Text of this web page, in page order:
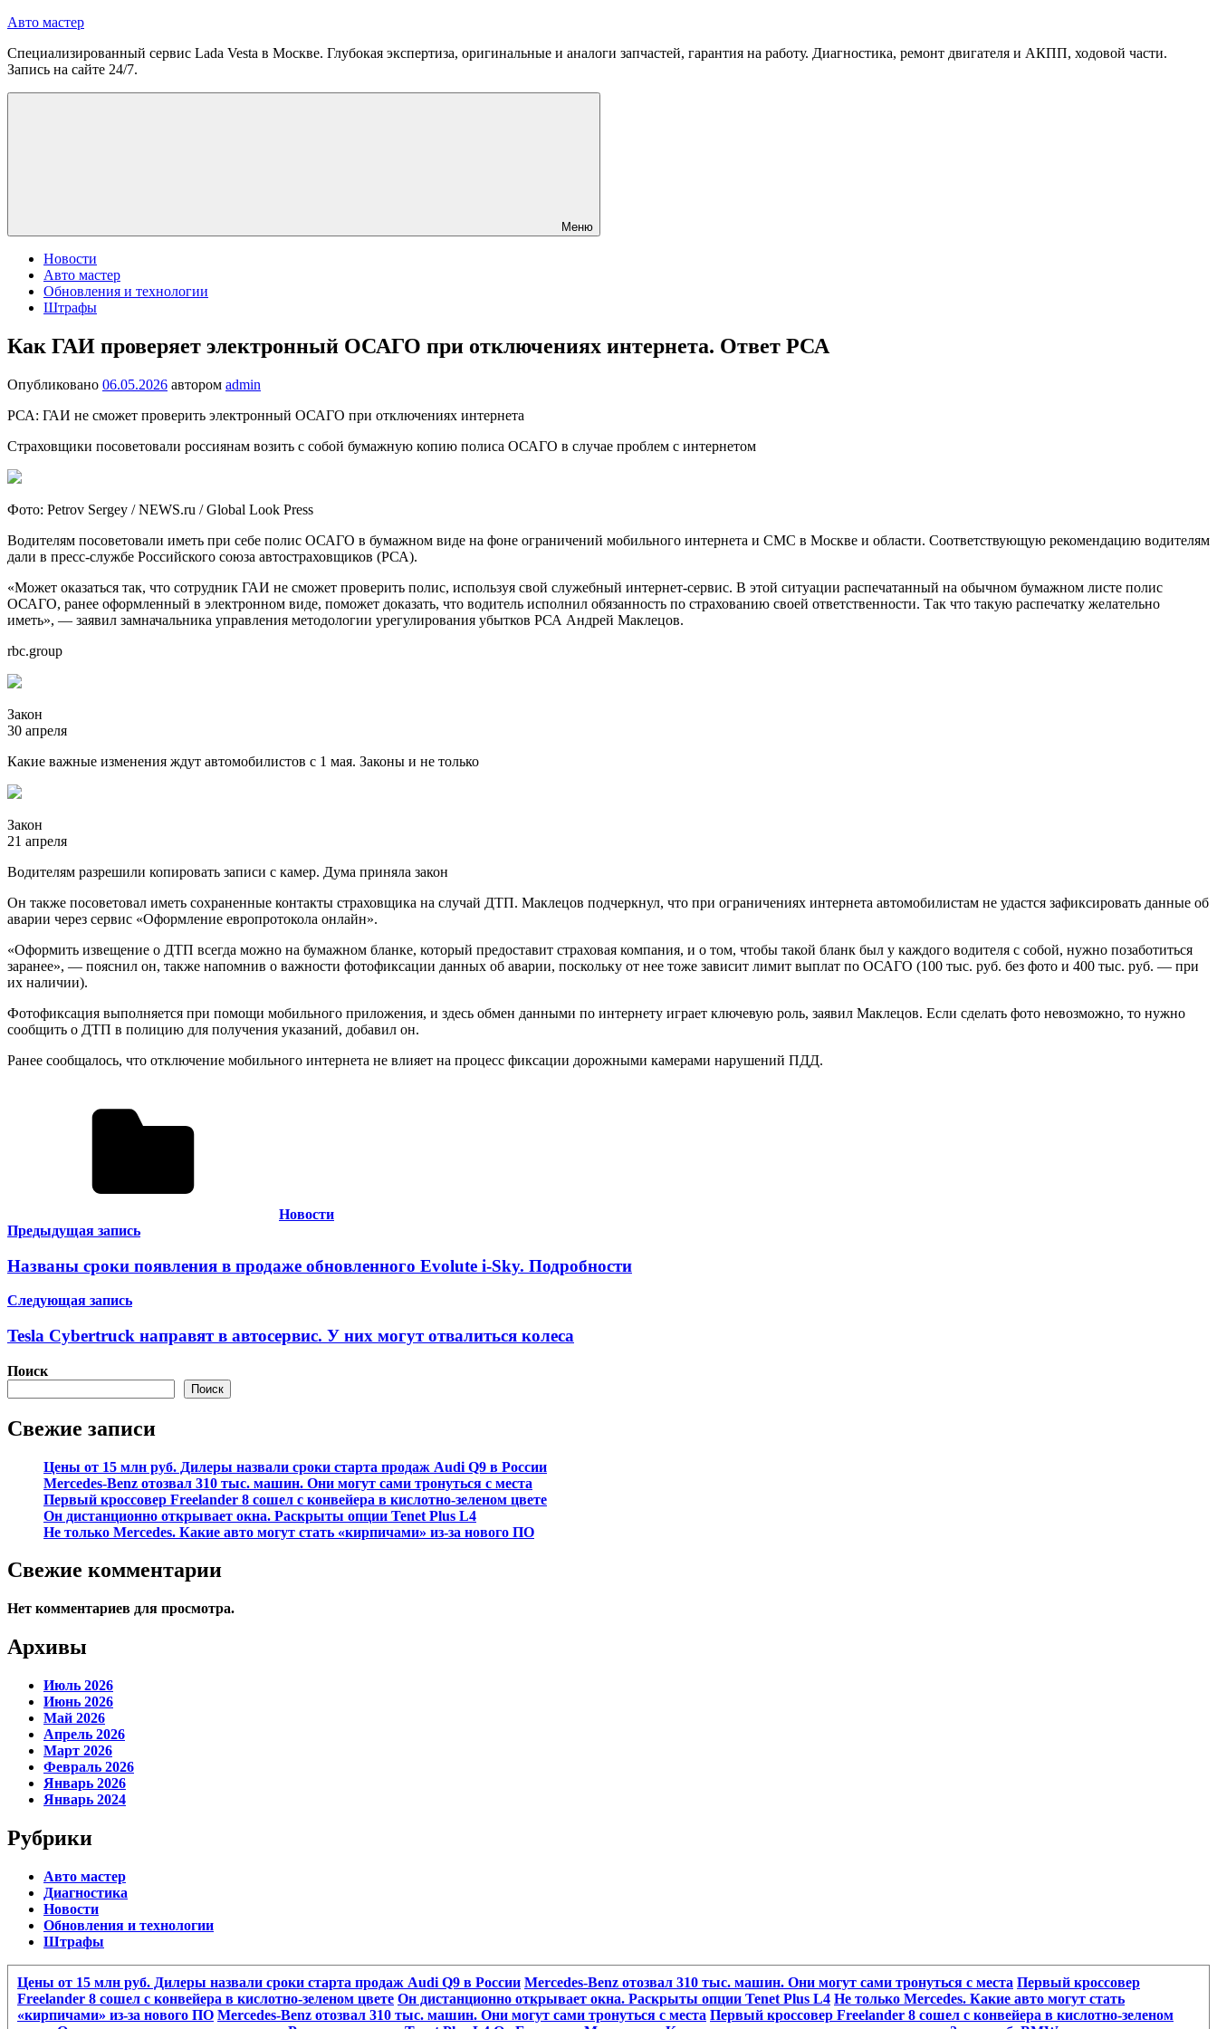
Перейти
содержимому
Авто мастер
Специализированный сервис Lada Vesta в Москве. Глубокая экспертиза, оригинальные и аналоги запчастей, гарантия на работу. Диагностика, ремонт двигателя и АКПП, ходовой части.
Запись на сайте 24/7.
Меню
Новости
Авто мастер
Обновления и технологии
Штрафы
Как ГАИ проверяет электронный ОСАГО при отключениях интернета. Ответ РСА
Опубликовано 06.05.2026 автором admin
РСА: ГАИ не сможет проверить электронный ОСАГО при отключениях интернета
Страховщики посоветовали россиянам возить с собой бумажную копию полиса ОСАГО в случае проблем с интернетом
Фото: Petrov Sergey / NEWS.ru / Global Look Press
Водителям посоветовали иметь при себе полис ОСАГО в бумажном виде на фоне ограничений мобильного интернета и СМС в Москве и области. Соответствующую рекомендацию водителям
дали в пресс-службе Российского союза автостраховщиков (РСА).
«Может оказаться так, что сотрудник ГАИ не сможет проверить полис, используя свой служебный интернет-сервис. В этой ситуации распечатанный на обычном бумажном листе полис
ОСАГО, ранее оформленный в электронном виде, поможет доказать, что водитель исполнил обязанность по страхованию своей ответственности. Так что такую распечатку желательно
иметь», — заявил замначальника управления методологии урегулирования убытков РСА Андрей Маклецов.
rbc.group
Закон
30 апреля
Какие важные изменения ждут автомобилистов с 1 мая. Законы и не только
Закон
21 апреля
Водителям разрешили копировать записи с камер. Дума приняла закон
Он также посоветовал иметь сохраненные контакты страховщика на случай ДТП. Маклецов подчеркнул, что при ограничениях интернета автомобилистам не удастся зафиксировать данные об
аварии через сервис «Оформление европротокола онлайн».
«Оформить извещение о ДТП всегда можно на бумажном бланке, который предоставит страховая компания, и о том, чтобы такой бланк был у каждого водителя с собой, нужно позаботиться
заранее», — пояснил он, также напомнив о важности фотофиксации данных об аварии, поскольку от нее тоже зависит лимит выплат по ОСАГО (100 тыс. руб. без фото и 400 тыс. руб. — при
их наличии).
Фотофиксация выполняется при помощи мобильного приложения, и здесь обмен данными по интернету играет ключевую роль, заявил Маклецов. Если сделать фото невозможно, то нужно
сообщить о ДТП в полицию для получения указаний, добавил он.
Ранее сообщалось, что отключение мобильного интернета не влияет на процесс фиксации дорожными камерами нарушений ПДД.
Новости
Навигация
по
Предыдущая запись
Названы сроки появления в продаже обновленного Evolute i-Sky. Подробности
Следующая запись
Tesla Cybertruck направят в автосервис. У них могут отвалиться колеса
Поиск
Поиск
Свежие записи
Цены от 15 млн руб. Дилеры назвали сроки старта продаж Audi Q9 в России
Mercedes-Benz отозвал 310 тыс. машин. Они могут сами тронуться с места
Первый кроссовер Freelander 8 сошел с конвейера в кислотно-зеленом цвете
Он дистанционно открывает окна. Раскрыты опции Tenet Plus L4
Не только Mercedes. Какие авто могут стать «кирпичами» из-за нового ПО
Свежие комментарии
Нет комментариев для просмотра.
Архивы
Июль 2026
Июнь 2026
Май 2026
Апрель 2026
Март 2026
Февраль 2026
Январь 2026
Январь 2024
Рубрики
Авто мастер
Диагностика
Новости
Обновления и технологии
Штрафы
Цены от 15 млн руб. Дилеры назвали сроки старта продаж Audi Q9 в России Mercedes-Benz отозвал 310 тыс. машин. Они могут сами тронуться с места Первый кроссовер
Freelander 8 сошел с конвейера в кислотно-зеленом цвете Он дистанционно открывает окна. Раскрыты опции Tenet Plus L4 Не только Mercedes. Какие авто могут стать
«кирпичами» из-за нового ПО Mercedes-Benz отозвал 310 тыс. машин. Они могут сами тронуться с места Первый кроссовер Freelander 8 сошел с конвейера в кислотно-зеленом